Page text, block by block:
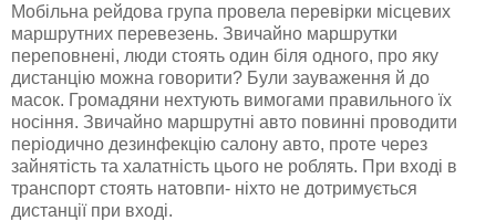
Мобільна рейдова група провела перевірки місцевих
маршрутних перевезень. Звичайно маршрутки
переповнені, люди стоять один біля одного, про яку
дистанцію можна говорити? Були зауваження й до
масок. Громадяни нехтують вимогами правильного їх
носіння. Звичайно маршрутні авто повинні проводити
періодично дезинфекцію салону авто, проте через
зайнятість та халатність цього не роблять. При вході в
транспорт стоять натовпи- ніхто не дотримується
дистанції при вході.